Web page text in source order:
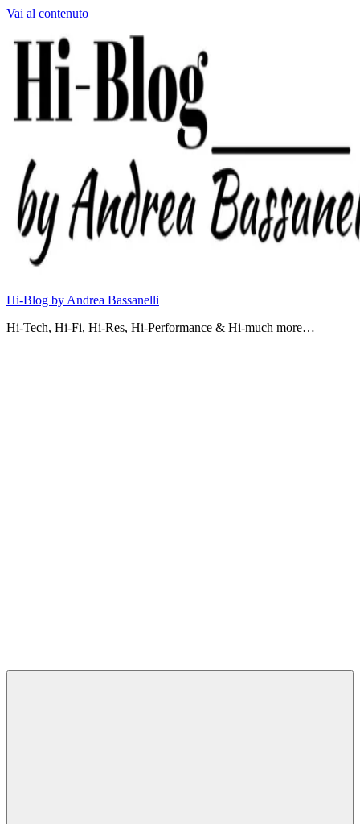
Vai al contenuto
Hi-Blog by Andrea Bassanelli
Hi-Tech, Hi-Fi, Hi-Res, Hi-Performance & Hi-much more…